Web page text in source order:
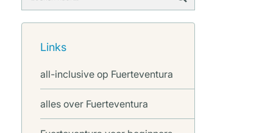
Links
all-inclusive op Fuerteventura
alles over Fuerteventura